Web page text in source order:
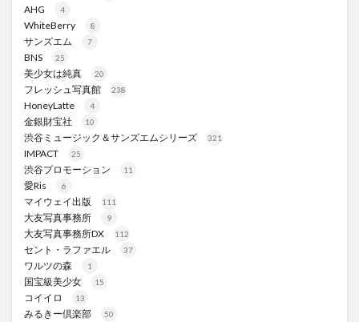
AHG 4
WhiteBerry 8
サンズエム 7
BNS 25
美少女は純真 20
フレッシュ写真館 238
HoneyLatte 4
金銀財宝社 10
渋谷ミュージック＆サンズエムシリーズ 321
IMPACT 25
渋谷プロモーション 11
愛Ris 6
マイウェイ出版 111
大友写真事務所 9
大友写真事務所DX 112
セント・ラファエル 37
ワルツの森 1
国宝級美少女 15
コイイロ 13
みるきー倶楽部 50